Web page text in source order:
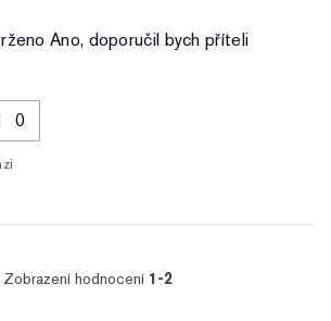
Ano, doporučil bych příteli
0
Zobrazení hodnocení 1-2